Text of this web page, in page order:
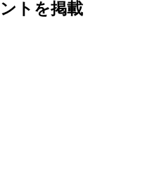
トを掲載